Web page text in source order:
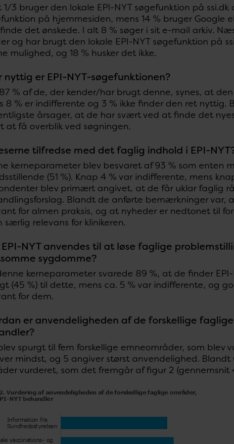
1/3 bruger den lokale EPI-NYT søgefunktion på
på hjemmesiden, mens 14 % bruger Google
det ønskede. I alt 8 % søger i sit e-mail arkiv.
og har brugt den lokale EPI-NYT søgefunktion på
mulighed, og 18 % husker det ikke.
nyttig er EPI-NYT-søgefunktionen?
% af de, der kender/har brugt denne, synes, at
8 % er indifferente og 3 % ikke finder den ret nyttig.
årsager, at de har svært ved at finde det
at få overblik ved søgningen.
tilfredse med det faglig indhold i EPI-
kerneparameter blev besvaret af 93 % som enten
(51 %). Knap 4 % var indifferente, mens
blev primært angivet, at de får uklar faglig
Blandt de anførte bemærkninger var,
for almen praksis, og at nyheder er nedtonet til
særlig relevans for klinikeren.
EPI-NYT anvendes til at løse faglige
sygdomme?
kerneparameter svarede 89 %, at de finder
(45 %) til dette, mens ca. 5 % var indifferente, og
for dem.
er anvendeligheden af de forskellige
spurgt til fem forskellige emneområder, som blev
mindst, og 5 angiver størst anvendelighed.
vurderet, som det fremgår af figur 2 (gennemsnit